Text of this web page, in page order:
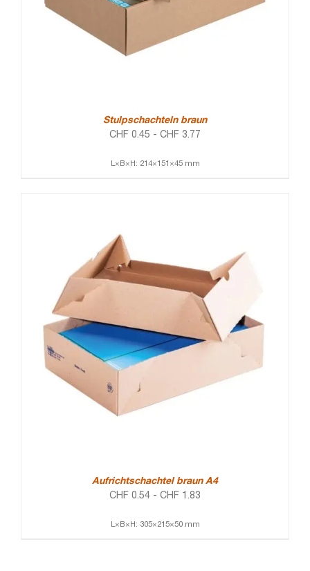
Stulpschachteln braun
CHF 0.45 - CHF 3.77
L×B×H: 214×151×45 mm
Aufrichtschachtel braun A4
CHF 0.54 - CHF 1.83
L×B×H: 305×215×50 mm